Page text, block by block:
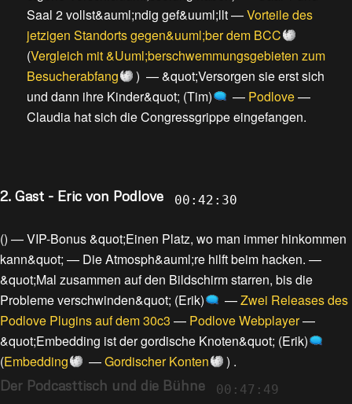
Saal 2 vollst&auml;ndig gef&uuml;llt—Vorteile des
jetzigen Standorts gegen&uuml;ber dem BCC
(Vergleich mit &Uuml;berschwemmungsgebieten zum
Besucherabfang
) —&quot;Versorgen sie erst sich
und dann ihre Kinder&quot; (Tim)
— Podlove—
Claudia hat sich die Congressgrippe eingefangen.
2. Gast - Eric von Podlove 00:42:30
() —VIP-Bonus &quot;Einen Platz, wo man immer hinkommen
kann&quot; — Die Atmosph&auml;re hilft beim hacken. —
&quot;Mal zusammen auf den Bildschirm starren, bis die
Probleme verschwinden&quot; (Erik)
—Zwei Releases des
Podlove Plugins auf dem 30c3 — Podlove Webplayer—
&quot;Embedding ist der gordische Knoten&quot; (Erik)
(Embedding —Gordischer Konten ) .
Der Podcasttisch und die Bühne 00:47:49